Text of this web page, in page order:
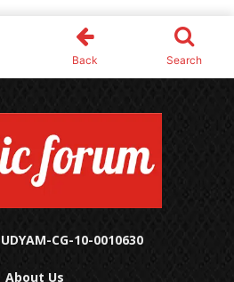
UDYAM-CG-10-0010630
About Us